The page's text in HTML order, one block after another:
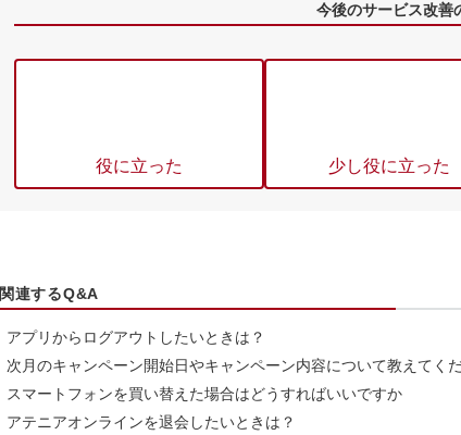
今後のサービス改善
役に立った 少し役に立った
関連するQ&A
アプリからログアウトしたいときは？
次月のキャンペーン開始日やキャンペーン内容について教えてくだ
スマートフォンを買い替えた場合はどうすればいいですか
アテニアオンラインを退会したいときは？